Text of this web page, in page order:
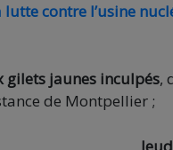
contre l’usine
gilets jaunes inculpés,
de Montpellier ;